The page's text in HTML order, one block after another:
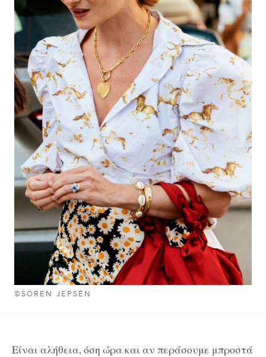
©SOREN JEPSEN
Είναι αλήθεια, όση ώρα και αν περάσουμε μπροστά